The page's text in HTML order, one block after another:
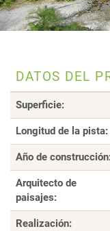
DATOS DEL
Superficie:
Longitud de la pista:
Año de
Arquitecto de
paisajes:
Realización: